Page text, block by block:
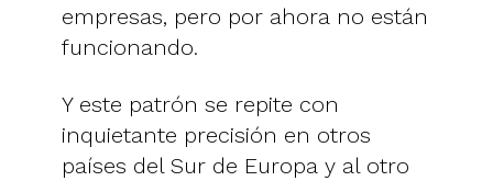
empresas, pero por ahora no están
funcionando.
Y este patrón se repite con
inquietante precisión en otros
países del Sur de Europa y al otro